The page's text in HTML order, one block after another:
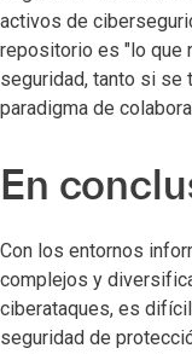
activos de
repositorio es "lo que
seguridad, tanto si se
paradigma de
En
Con los entornos
complejos y
ciberataques, es
seguridad de